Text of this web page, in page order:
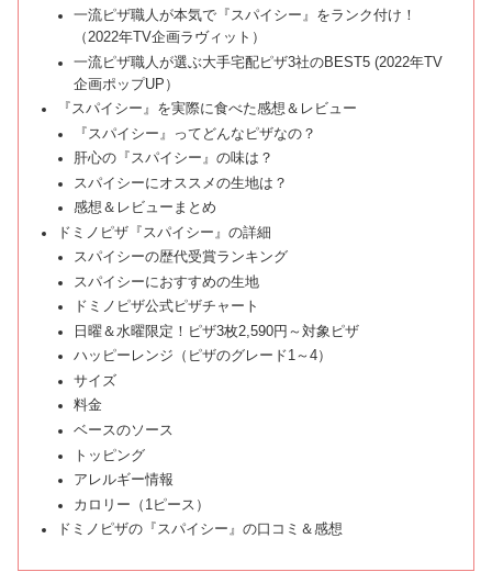
一流ピザ職人が本気で『スパイシー』をランク付け！
（2022年TV企画ラヴィット）
一流ピザ職人が選ぶ大手宅配ピザ3社のBEST5 (2022年TV
企画ポップUP）
『スパイシー』を実際に食べた感想＆レビュー
『スパイシー』ってどんなピザなの？
肝心の『スパイシー』の味は？
スパイシーにオススメの生地は？
感想＆レビューまとめ
ドミノピザ『スパイシー』の詳細
スパイシーの歴代受賞ランキング
スパイシーにおすすめの生地
ドミノピザ公式ピザチャート
日曜＆水曜限定！ピザ3枚2,590円～対象ピザ
ハッピーレンジ（ピザのグレード1～4）
サイズ
料金
ベースのソース
トッピング
アレルギー情報
カロリー（1ピース）
ドミノピザの『スパイシー』の口コミ＆感想